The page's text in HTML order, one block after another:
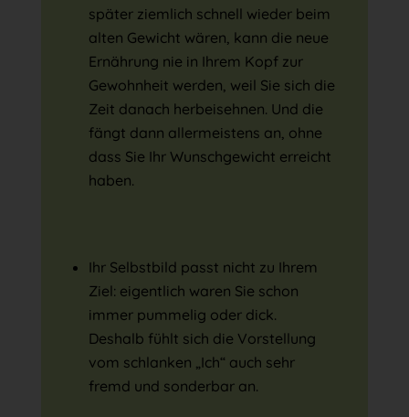
später ziemlich schnell wieder beim
alten Gewicht wären, kann die neue
Ernährung nie in Ihrem Kopf zur
Gewohnheit werden, weil Sie sich die
Zeit danach herbeisehnen. Und die
fängt dann allermeistens an, ohne
dass Sie Ihr Wunschgewicht erreicht
haben.
Ihr Selbstbild passt nicht zu Ihrem
Ziel: eigentlich waren Sie schon
immer pummelig oder dick.
Deshalb fühlt sich die Vorstellung
vom schlanken „Ich“ auch sehr
fremd und sonderbar an.